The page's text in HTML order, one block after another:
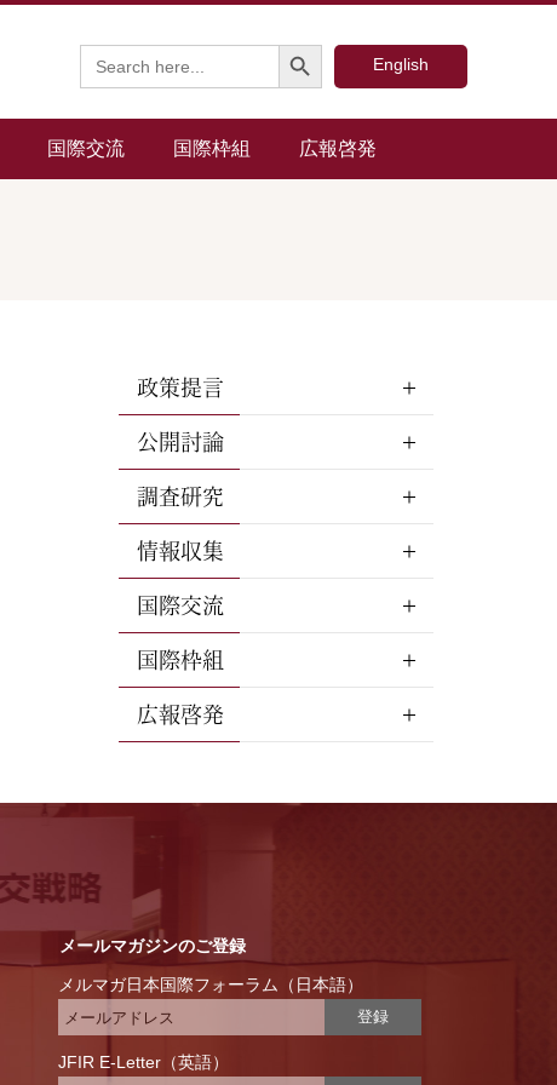
Search
for:
Search Button
English
国際交流 国際枠組 広報啓発
政策提言
公開討論
調査研究
情報収集
国際交流
国際枠組
広報啓発
メールマガジンのご登録
メルマガ日本国際フォーラム（日本語）
登録
JFIR E-Letter（英語）